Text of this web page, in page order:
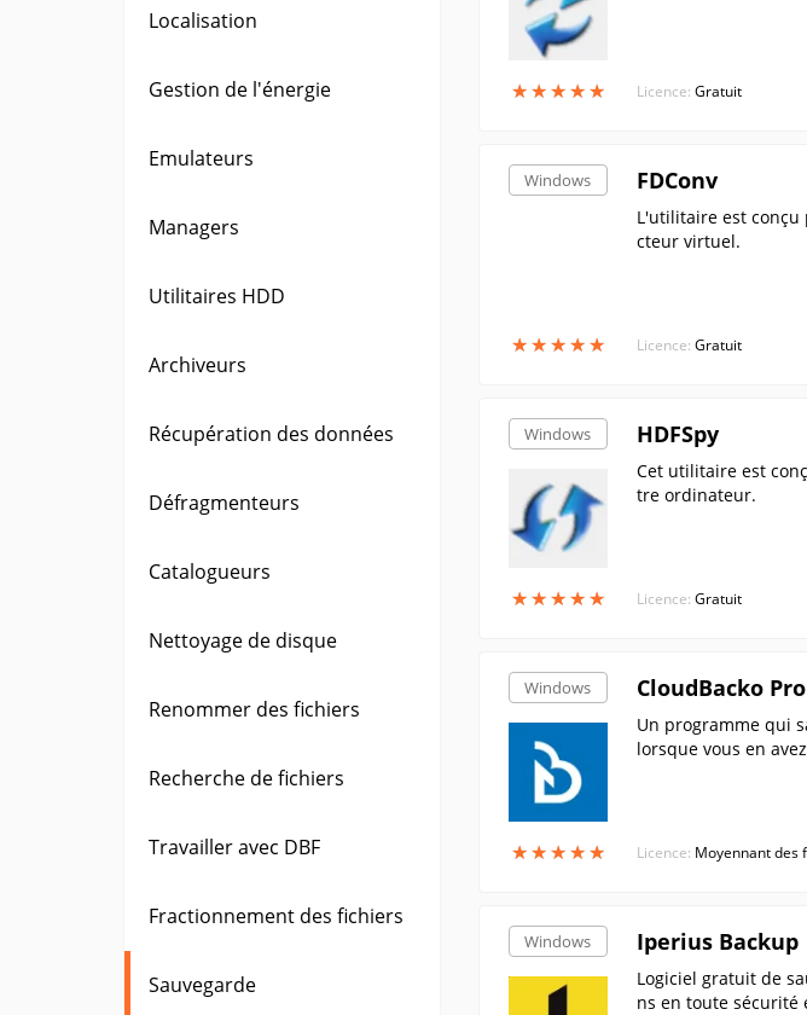
Localisation
Gestion de l'énergie
Emulateurs
Managers
Utilitaires HDD
Archiveurs
Récupération des données
Défragmenteurs
Catalogueurs
Nettoyage de disque
Renommer des fichiers
Recherche de fichiers
Travailler avec DBF
Fractionnement des fichiers
Sauvegarde
★★★★★
★★★★★ Licence: Gratuit
Windows
★★★★★
★★★★★
FDConv
L'utilitaire est
cteur virtuel.
Licence: Gratuit
Windows
★★★★★
★★★★★
HDFSpy
Cet utilitaire est
tre ordinateur.
Licence: Gratuit
Windows
★★★★★
★★★★★
CloudBacko Pro
Un programme qui
lorsque vous en
Licence: Moyennant des
Windows Iperius Backup
Logiciel gratuit de
ns en toute sécurité